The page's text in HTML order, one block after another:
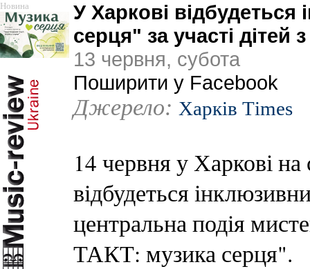
Новина
У Харкові
серця" за участі
13 червня, субота
Поширити у Facebook
Джерело: Харків Тimes
14 червня у Харкові
відбудеться
центральна подія
ТАКТ: музика серця".